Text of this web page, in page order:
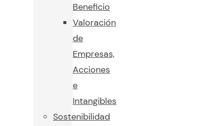
Beneficio
Valoración
de
Empresas,
Acciones
e
Intangibles
Sostenibilidad